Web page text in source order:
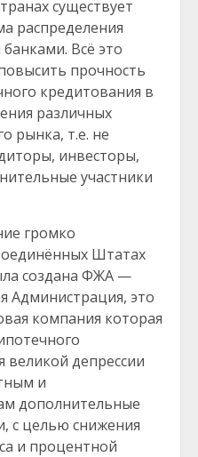
существует
распределения
Всё это
прочность
кредитования в
различных
рынка, т.е. не
инвесторы,
участники
громко
Штатах
создана ФЖА —
Администрация, это
компания которая
великой депрессии
и
дополнительные
с целью снижения
и процентной